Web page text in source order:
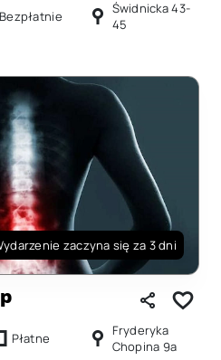
Bezpłatnie
Świdnicka 43-
45
zaczyna się za 3 dni
Płatne
Fryderyka
Chopina 9a